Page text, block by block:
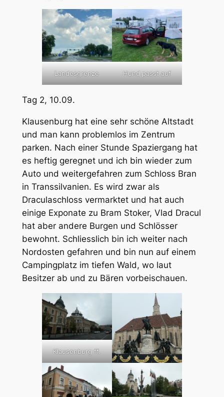
Landesgrenze Hund passt auf
Tag 2, 10.09.
Klausenburg hat eine sehr schöne Altstadt
und man kann problemlos im Zentrum
parken. Nach einer Stunde Spaziergang hat
es heftig geregnet und ich bin wieder zum
Auto und weitergefahren zum Schloss Bran
in Transsilvanien. Es wird zwar als
Draculaschloss vermarktet und hat auch
einige Exponate zu Bram Stoker, Vlad Dracul
hat aber andere Burgen und Schlösser
bewohnt. Schliesslich bin ich weiter nach
Nordosten gefahren und bin nun auf einem
Campingplatz im tiefen Wald, wo laut
Besitzer ab und zu Bären vorbeischauen.
Klausenburg ff.